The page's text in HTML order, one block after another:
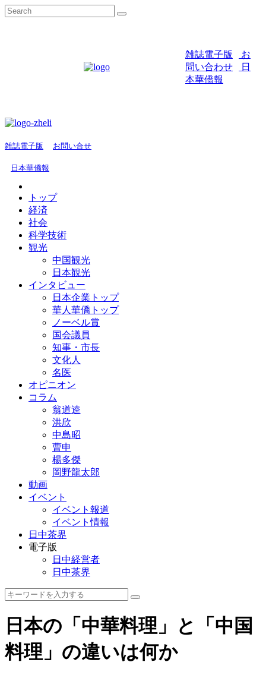
雑誌電子版
お
問い合わせ
日
本華僑報
雑誌電子版 お問い合せ
日本華僑報
トップ
経済
社会
科学技術
観光
中国観光
日本観光
インタビュー
日本企業トップ
華人華僑トップ
ノーベル賞
国会議員
知事・市長
文化人
名医
オピニオン
コラム
翁道逵
洪欣
中島昭
曹申
楊多傑
岡野龍太郎
動画
イベント
イベント報道
イベント情報
日中茶界
電子版
日中経営者
日中茶界
日本の「中華料理」と「中国
料理」の違いは何か